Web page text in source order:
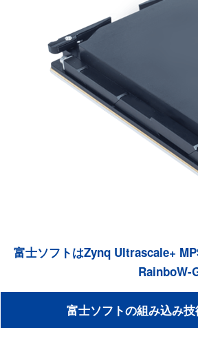
富士ソフトはZynq Ultrascale+
RainboW-
富士ソフトの組み込み